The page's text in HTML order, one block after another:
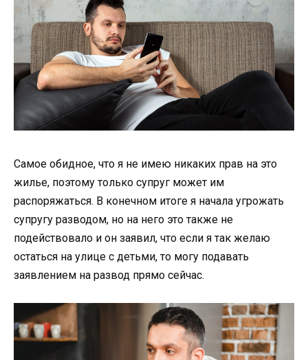
Самое обидное, что я не имею никаких прав на это
жилье, поэтому только супруг может им
распоряжаться. В конечном итоге я начала угрожать
супругу разводом, но на него это также не
подействовало и он заявил, что если я так желаю
остаться на улице с детьми, то могу подавать
заявлением на развод прямо сейчас.